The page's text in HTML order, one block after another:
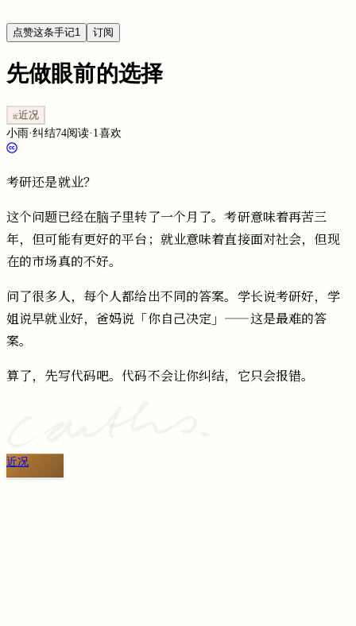
点赞这条手记1 订阅
先做眼前的选择
近近况
小雨·纠结74阅读· 1 喜欢
考研还是就业？
这个问题已经在脑子里转了一个月了。考研意味着再苦三
年，但可能有更好的平台；就业意味着直接面对社会，但现
在的市场真的不好。
问了很多人，每个人都给出不同的答案。学长说考研好，学
姐说早就业好，爸妈说「你自己决定」——这是最难的答
案。
算了，先写代码吧。代码不会让你纠结，它只会报错。
近况